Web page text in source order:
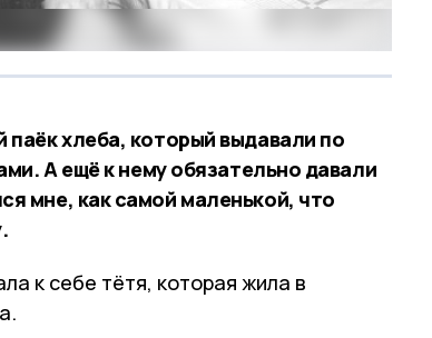
хлеба, который выдавали по
А ещё к нему обязательно давали
мне, как самой маленькой, что
к себе тётя, которая жила в